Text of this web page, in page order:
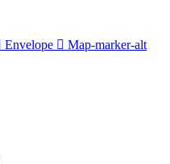
Envelope Map-marker-alt